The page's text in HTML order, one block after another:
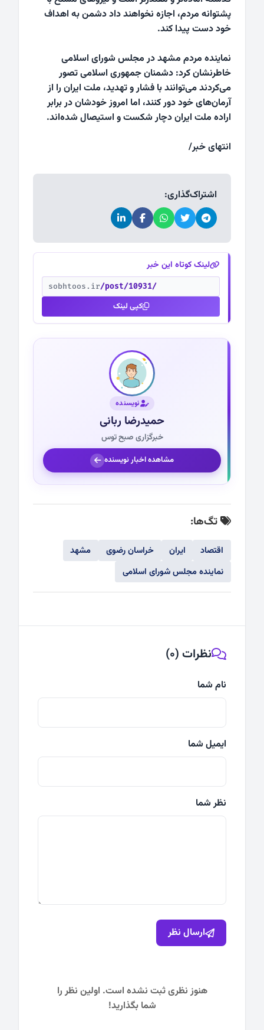
پشتوانه مردم، اجازه نخواهند داد دشمن به اهداف
خود دست پیدا کند.
نماینده مردم مشهد در مجلس شورای اسلامی
خاطرنشان کرد: دشمنان جمهوری اسلامی تصور
می‌کردند می‌توانند با فشار و تهدید، ملت ایران را از
آرمان‌های خود دور کنند، اما امروز خودشان در برابر
اراده ملت ایران دچار شکست و استیصال شده‌اند.
انتهای خبر/
اشتراک‌گذاری:
لینک کوتاه این خبر
sobhtoos.ir/post/10931/
کپی لینک
نویسنده
حمیدرضا ربانی
خبرگزاری صبح توس
مشاهده اخبار نویسنده
تگ‌ها:
اقتصاد ایران خراسان رضوی
مشهد
نماینده مجلس شورای اسلامی
نظرات (0)
نام شما
ایمیل شما
نظر شما
ارسال نظر
هنوز نظری ثبت نشده است. اولین نظر را
شما بگذارید!